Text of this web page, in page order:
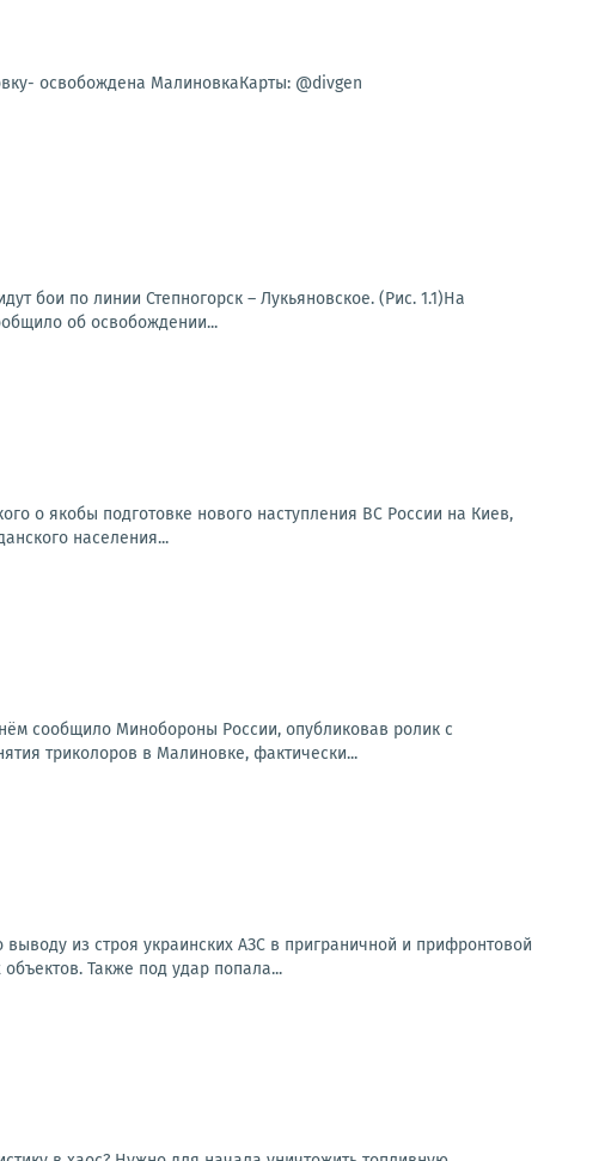
освобождена МалиновкаКарты: @divgen
бои по линии Степногорск – Лукьяновское. (Рис. 1.1)На
об освобождении...
о якобы подготовке нового наступления ВС России на Киев,
населения...
сообщило Минобороны России, опубликовав ролик с
триколоров в Малиновке, фактически...
из строя украинских АЗС в приграничной и прифронтовой
Также под удар попала...